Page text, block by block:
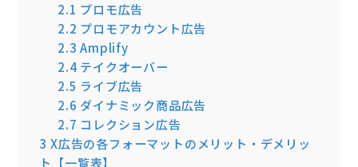
2.1 プロモ広告
2.2 プロモアカウント広告
2.3 Amplify
2.4テイクオーバー
2.5 ライブ広告
2.6 ダイナミック商品広告
2.7 コレクション広告
3 X広告の各フォーマットのメリット・デメリッ
ト【一覧表】